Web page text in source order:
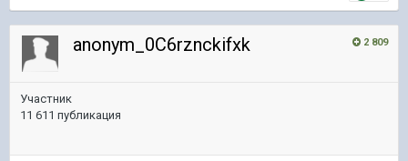
2 809
anonym_0C6rznckifxk
Участник
11 611 публикация